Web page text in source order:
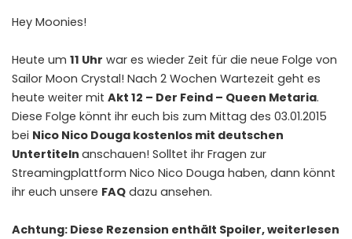
Hey Moonies!
Heute um 11 Uhr war es wieder Zeit für die neue Folge von
Sailor Moon Crystal! Nach 2 Wochen Wartezeit geht es
heute weiter mit Akt 12 – Der Feind – Queen Metaria.
Diese Folge könnt ihr euch bis zum Mittag des 03.01.2015
bei Nico Nico Douga kostenlos mit deutschen
Untertiteln anschauen! Solltet ihr Fragen zur
Streamingplattform Nico Nico Douga haben, dann könnt
ihr euch unsere FAQ dazu ansehen.
Achtung: Diese Rezension enthält Spoiler, weiterlesen